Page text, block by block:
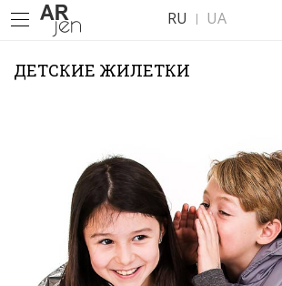
RU UA
ДЕТСКИЕ ЖИЛЕТКИ